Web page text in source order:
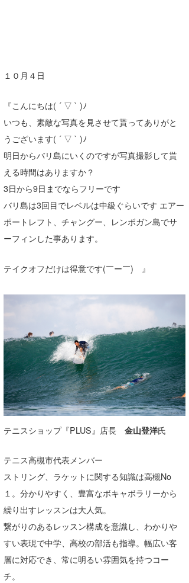
１０月４日
『こんにちは( ´ ▽ ` )ﾉ
いつも、素敵な写真を見させて貰ってありがと
うございます( ´ ▽ ` )ﾉ
明日からバリ島にいくのですが写真撮影して貰
える時間はありますか？
3日から9日までならフリーです
バリ島は3回目でレベルは中級ぐらいです エアー
ポートレフト、チャングー、レンボガン島でサ
ーフィンした事あります。
テイクオフだけは得意です(￣ー￣) 』
テニスショップ『PLUS』店長金山登洋氏
テニス高槻市代表メンバー
ストリング、ラケットに関する知識は高槻No
１。分かりやすく、豊富なボキャボラリーから
繰り出すレッスンは大人気。
繋がりのあるレッスン構成を意識し、わかりや
すい表現で中学、高校の部活も指導。幅広い客
層に対応でき、常に明るい雰囲気を持つコー
チ。